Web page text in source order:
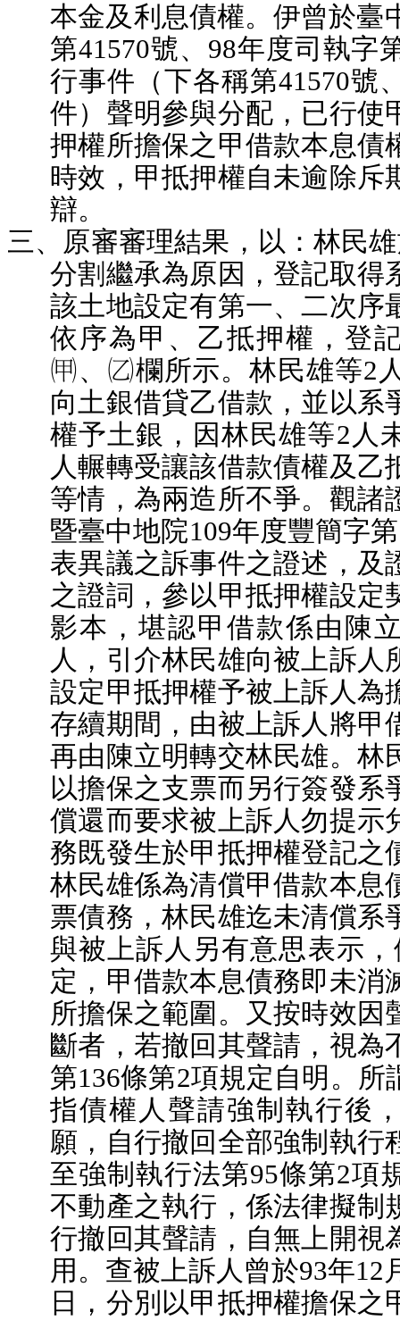
本金及利息債權。伊曾於臺
第41570號、98年度司執字
行事件（下各稱第41570號
件）聲明參與分配，已行使
押權所擔保之甲借款本息債
時效，甲抵押權自未逾除斥
辯。
三、原審審理結果，以：林民
分割繼承為原因，登記取得
該土地設定有第一、二次序
依序為甲、乙抵押權，登
、欄所示。林民雄等2
向土銀借貸乙借款，並以系
權予土銀，因林民雄等2人
人輾轉受讓該借款債權及乙
等情，為兩造所不爭。觀諸
暨臺中地院109年度豐簡字
表異議之訴事件之證述，及
之證詞，參以甲抵押權設定
影本，堪認甲借款係由陳
人，引介林民雄向被上訴人
設定甲抵押權予被上訴人為
存續期間，由被上訴人將甲
再由陳立明轉交林民雄。林
以擔保之支票而另行簽發系
償還而要求被上訴人勿提示
務既發生於甲抵押權登記之
林民雄係為清償甲借款本息
票債務，林民雄迄未清償系
與被上訴人另有意思表示
定，甲借款本息債務即未消
所擔保之範圍。又按時效因
斷者，若撤回其聲請，視為
第136條第2項規定自明。所
指債權人聲請強制執行後
願，自行撤回全部強制執行
至強制執行法第95條第2項
不動產之執行，係法律擬制
行撤回其聲請，自無上開視
用。查被上訴人曾於93年12
日，分別以甲抵押權擔保之